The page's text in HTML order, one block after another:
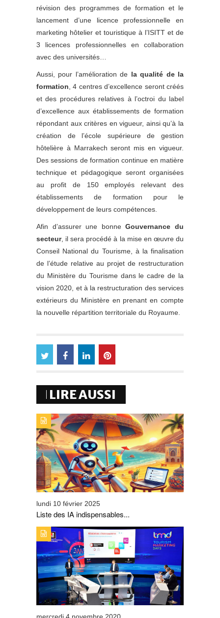
révision des programmes de formation et le
lancement d’une licence professionnelle en
marketing hôtelier et touristique à l’ISITT et de
3 licences professionnelles en collaboration
avec des universités…
Aussi, pour l’amélioration de la qualité de la
formation , 4 centres d’excellence seront créés
et des procédures relatives à l’octroi du label
d’excellence aux établissements de formation
répondant aux critères en vigueur, ainsi qu’à la
création de l’école supérieure de gestion
hôtelière à Marrakech seront mis en vigueur.
Des sessions de formation continue en matière
technique et pédagogique seront organisées
au profit de 150 employés relevant des
établissements de formation pour le
développement de leurs compétences.
Afin d’assurer une bonneGouvernance du
secteur, il sera procédé à la mise en œuvre du
Conseil National du Tourisme, à la finalisation
de l’étude relative au projet de restructuration
du Ministère du Tourisme dans le cadre de la
vision 2020, et à la restructuration des services
extérieurs du Ministère en prenant en compte
la nouvelle répartition territoriale du Royaume.
LIRE AUSSI
TYPE DE PUBLICATION : ZOOMTITRE : LISTE DES IA
INDISPENSABLES AUX PROFESSIONNELS DU
TOURISME
lundi 10 février 2025
Liste des IA indispensables...
TYPE DE PUBLICATION : ZOOMTITRE : GRAND SUCCÈS
DES TOURISM MARKETING DAYS
mercredi 4 novembre 2020